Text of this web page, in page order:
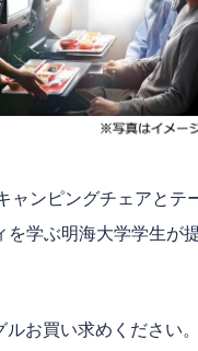
ャンピングチェアとテ
学ぶ明海大学学生が
お買い求めください。